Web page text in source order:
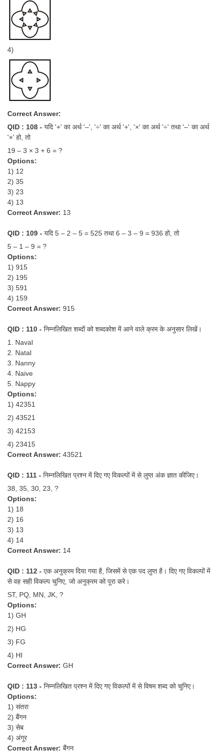
4)
Correct Answer:
QID : 108 - यदि '+' का अर्थ '–', '÷' का अर्थ '+', '×' का अर्थ '÷' तथा '–' का अर्थ
'×' हो, तो
19 – 3 × 3 + 6 = ?
Options:
1) 12
2) 35
3) 23
4) 13
Correct Answer: 13
QID : 109 - यदि 5 – 2 – 5 = 525 तथा 6 – 3 – 9 = 936 हो, तो
5 – 1 – 9 = ?
Options:
1) 915
2) 195
3) 591
4) 159
Correct Answer: 915
QID : 110 - निम्नलिखित शब्दों को शब्दकोश में आने वाले क्रम के अनुसार लिखें।
1. Naval
2. Natal
3. Nanny
4. Naive
5. Nappy
Options:
1) 42351
2) 43521
3) 42153
4) 23415
Correct Answer: 43521
QID : 111 - निम्नलिखित प्रश्न में दिए गए विकल्पों में से लुप्त अंक ज्ञात कीजिए।
38, 35, 30, 23, ?
Options:
1) 18
2) 16
3) 13
4) 14
Correct Answer: 14
QID : 112 - एक अनुक्रम दिया गया है, जिसमें से एक पद लुप्त है। दिए गए विकल्पों में
से वह सही विकल्प चुनिए, जो अनुक्रम को पूरा करे।
ST, PQ, MN, JK, ?
Options:
1) GH
2) HG
3) FG
4) HI
Correct Answer: GH
QID : 113 - निम्नलिखित प्रश्न में दिए गए विकल्पों में से विषम शब्द को चुनिए।
Options:
1) संतरा
2) बैंगन
3) सेब
4) अंगूर
Correct Answer: बैंगन